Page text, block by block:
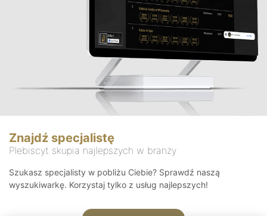
Znajdź specjalistę
Plebiscyt skupia najlepszych w branży
Szukasz specjalisty w pobliżu Ciebie? Sprawdź naszą
wyszukiwarkę. Korzystaj tylko z usług najlepszych!